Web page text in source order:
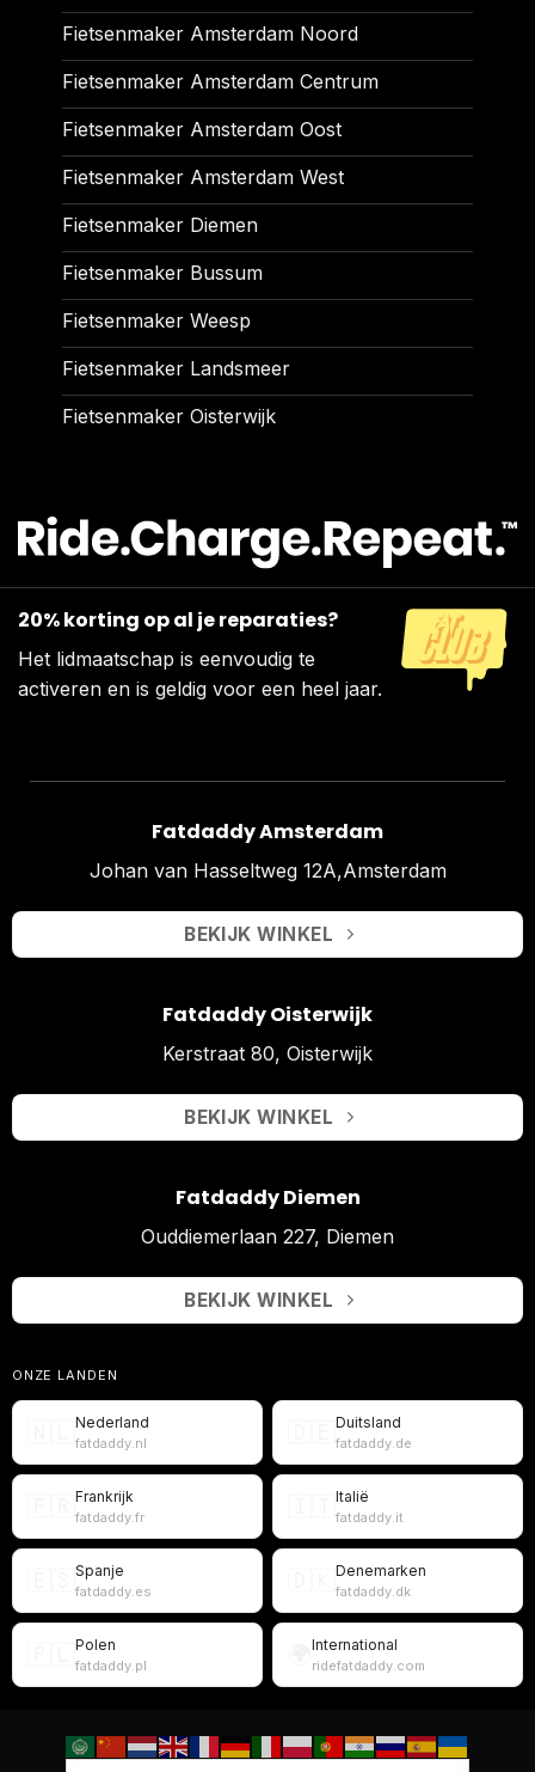
Fietsenmaker Amsterdam Noord
Fietsenmaker Amsterdam Centrum
Fietsenmaker Amsterdam Oost
Fietsenmaker Amsterdam West
Fietsenmaker Diemen
Fietsenmaker Bussum
Fietsenmaker Weesp
Fietsenmaker Landsmeer
Fietsenmaker Oisterwijk
20% korting op al je reparaties?
Het lidmaatschap is eenvoudig te
activeren en is geldig voor een heel jaar.
Fatdaddy Amsterdam
Johan van Hasseltweg 12A,Amsterdam
BEKIJK WINKEL
Fatdaddy Oisterwijk
Kerstraat 80, Oisterwijk
BEKIJK WINKEL
Fatdaddy Diemen
Ouddiemerlaan 227, Diemen
BEKIJK WINKEL
ONZE LANDEN
Nederland
fatdaddy.nl
Duitsland
fatdaddy.de
Frankrijk
fatdaddy.fr
Italië
fatdaddy.it
Spanje
fatdaddy.es
Denemarken
fatdaddy.dk
Polen
fatdaddy.pl
International
ridefatdaddy.com